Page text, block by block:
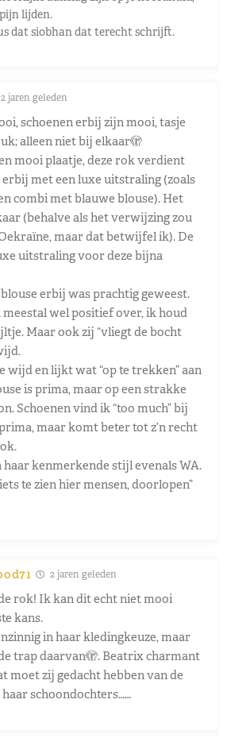
lijden.
dat siobhan dat terecht schrijft.
2 jaren geleden
schoenen erbij zijn mooi, tasje
alleen niet bij elkaar🫣
mooi plaatje, deze rok verdient
erbij met een luxe uitstraling (zoals
combi met blauwe blouse). Het
(behalve als het verwijzing zou
maar dat betwijfel ik). De
uitstraling voor deze bijna
erbij was prachtig geweest.
wel positief over, ik houd
Maar ook zij “vliegt de bocht
wijd en lijkt wat “op te trekken” aan
is prima, maar op een strakke
Schoenen vind ik “too much” bij
maar komt beter tot z’n recht
kenmerkende stijl evenals WA.
te zien hier mensen, doorlopen”
2 jaren geleden
rok! Ik kan dit echt niet mooi
kans.
in haar kledingkeuze, maar
trap daarvan🫣. Beatrix charmant
moet zij gedacht hebben van de
schoondochters……